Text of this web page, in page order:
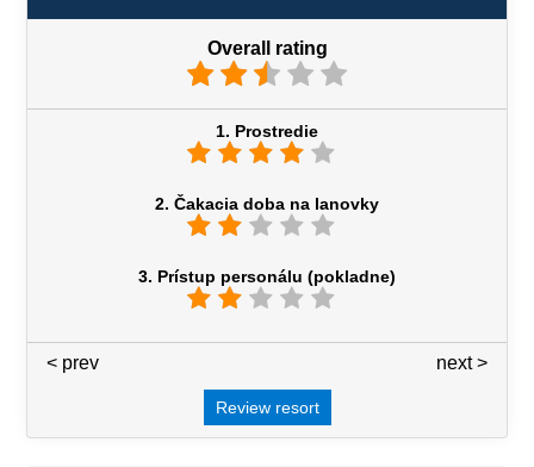
Overall rating
1. Prostredie
2. Čakacia doba na lanovky
3. Prístup personálu (pokladne)
next >
< prev
Review resort